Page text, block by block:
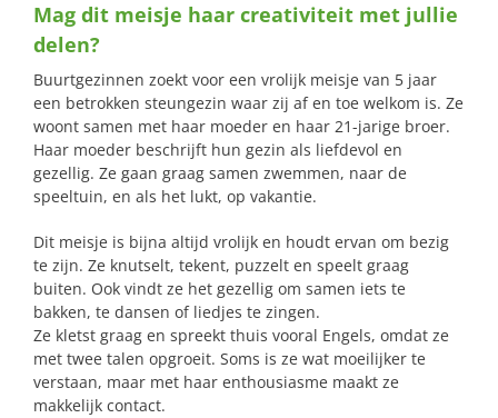
naar:
Mag dit meisje haar creativiteit met jullie
delen?
Buurtgezinnen zoekt voor een vrolijk meisje van 5 jaar
een betrokken steungezin waar zij af en toe welkom is. Ze
woont samen met haar moeder en haar 21-jarige broer.
Haar moeder beschrijft hun gezin als liefdevol en
gezellig. Ze gaan graag samen zwemmen, naar de
speeltuin, en als het lukt, op vakantie.
Dit meisje is bijna altijd vrolijk en houdt ervan om bezig
te zijn. Ze knutselt, tekent, puzzelt en speelt graag
buiten. Ook vindt ze het gezellig om samen iets te
bakken, te dansen of liedjes te zingen.
Ze kletst graag en spreekt thuis vooral Engels, omdat ze
met twee talen opgroeit. Soms is ze wat moeilijker te
verstaan, maar met haar enthousiasme maakt ze
makkelijk contact.